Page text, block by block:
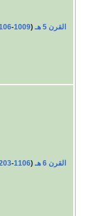
القرن 5 هـ (
1009
-
القرن 6 هـ (
1106
-